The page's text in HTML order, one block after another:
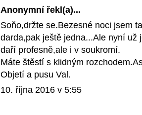
Anonymní řekl(a)...
Soňo,držte se.Bezesné noci jsem
darda,pak ještě jedna...Ale nyní
daří profesně,ale i v soukromí.
Máte štěstí s klidným
Objetí a pusu Val.
10. října 2016 v 5:55